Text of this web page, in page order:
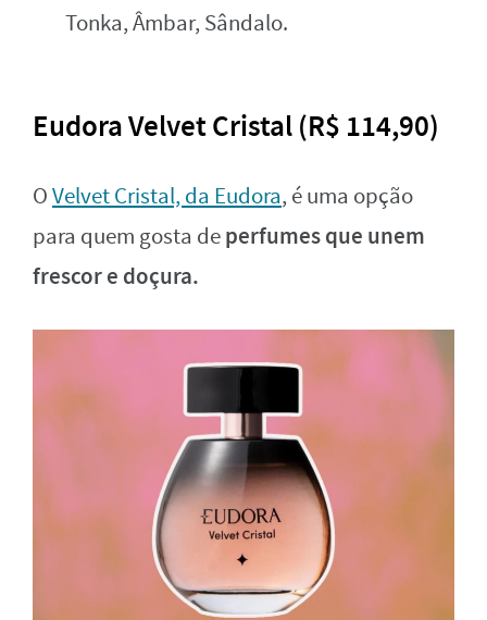
Tonka, Âmbar, Sândalo.
Eudora Velvet Cristal (R$ 114,90)
OVelvet Cristal, da Eudora, é uma opção
para quem gosta deperfumes que unem
frescor e doçura.